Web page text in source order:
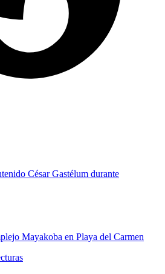
César Gastélum durante
Mayakoba en Playa del Carmen